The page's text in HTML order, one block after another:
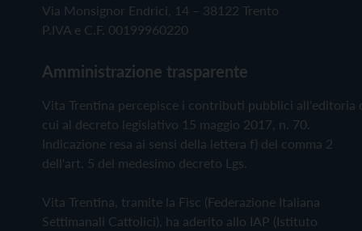
Via Monsignor Endrici, 14 – 38122 Trento
P.IVA e C.F. 00199960220
Amministrazione trasparente
Vita Trentina percepisce i contributi pubblici all'editoria
cui al decreto legislativo 15 maggio 2017, n. 70.
Indicazione resa ai sensi della lettera f) del comma 2
dell'art. 5 del medesimo decreto Lgs.
Vita Trentina, tramite la Fisc (Federazione Italiana
Settimanali Cattolici), ha aderito allo IAP (Istituto